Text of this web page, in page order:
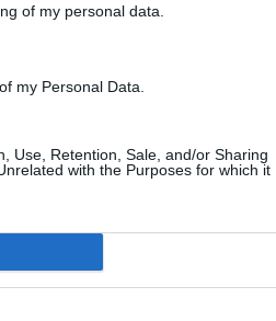
of my personal data.
my Personal Data.
Use, Retention, Sale, and/or Sharing
with the Purposes for which it